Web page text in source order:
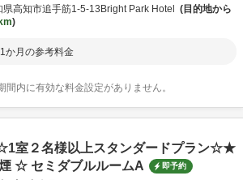
県高知市追手筋1-5-13 Bright Park Hotel
目的地から
か月の参考料金
間内に有効な料金設定がありません。
２名様以上スタンダードプラン☆★
☆ セミダブルルームA
即予約